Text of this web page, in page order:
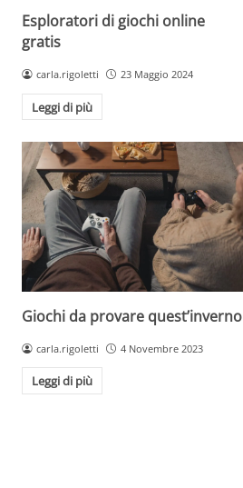
Esploratori di giochi online
gratis
carla.rigoletti 23 Maggio 2024
Leggi di più
Giochi da provare quest’inverno
carla.rigoletti 4 Novembre 2023
Leggi di più